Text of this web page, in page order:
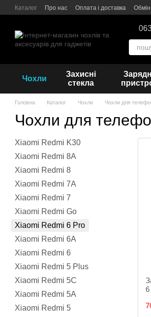
Перейти до основного контенту
Каталог Про нас Оплата і доставка
Чохли
Захисні
стекла
Головна Каталог Чохли Чохли для
Чохли для
6
Xiaomi Redmi K30
Xiaomi Redmi 8A
Xiaomi Redmi 8
Xiaomi Redmi 7A
Xiaomi Redmi 7
Xiaomi Redmi Go
Xiaomi Redmi 6 Pro
Xiaomi Redmi 6A
Xiaomi Redmi 6
Xiaomi Redmi 5 Plus
Xiaomi Redmi 5C
Xiaomi Redmi 5A
Xiaomi Redmi 5